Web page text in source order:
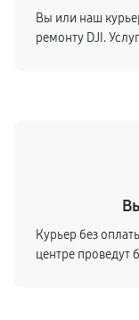
Вы или наш
ремонту DJI.
Курьер без
центре проведут